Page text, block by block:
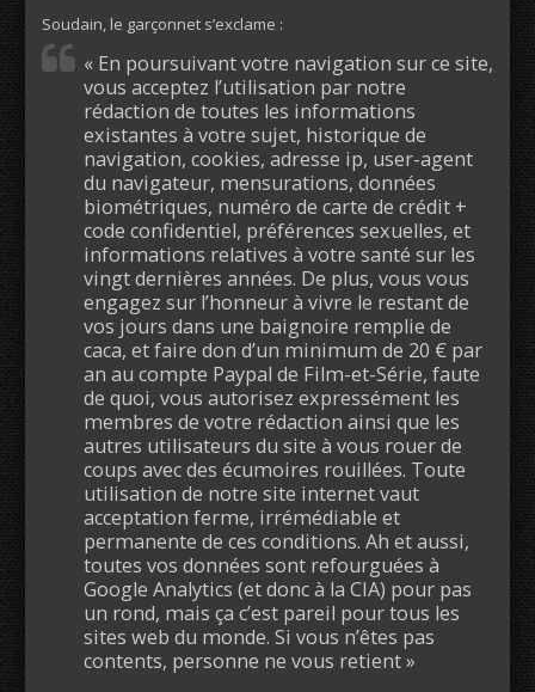
Soudain, le garçonnet s’exclame :
« En poursuivant votre navigation sur ce site,
vous acceptez l’utilisation par notre
rédaction de toutes les informations
existantes à votre sujet, historique de
navigation, cookies, adresse ip, user-agent
du navigateur, mensurations, données
biométriques, numéro de carte de crédit +
code confidentiel, préférences sexuelles, et
informations relatives à votre santé sur les
vingt dernières années. De plus, vous vous
engagez sur l’honneur à vivre le restant de
vos jours dans une baignoire remplie de
caca, et faire don d’un minimum de 20 € par
an au compte Paypal de Film-et-Série, faute
de quoi, vous autorisez expressément les
membres de votre rédaction ainsi que les
autres utilisateurs du site à vous rouer de
coups avec des écumoires rouillées. Toute
utilisation de notre site internet vaut
acceptation ferme, irrémédiable et
permanente de ces conditions. Ah et aussi,
toutes vos données sont refourguées à
Google Analytics (et donc à la CIA) pour pas
un rond, mais ça c’est pareil pour tous les
sites web du monde. Si vous n’êtes pas
contents, personne ne vous retient »